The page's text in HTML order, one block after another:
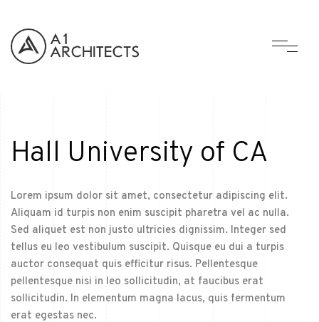
Hall University of CA
Lorem ipsum dolor sit amet, consectetur adipiscing elit.
Aliquam id turpis non enim suscipit pharetra vel ac nulla.
Sed aliquet est non justo ultricies dignissim. Integer sed
tellus eu leo vestibulum suscipit. Quisque eu dui a turpis
auctor consequat quis efficitur risus. Pellentesque
pellentesque nisi in leo sollicitudin, at faucibus erat
sollicitudin. In elementum magna lacus, quis fermentum
erat egestas nec.